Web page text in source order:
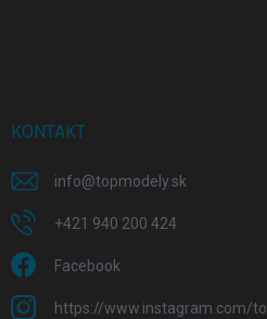
KONTAKT
info@topmodely.sk
+421 940 200 424
Facebook
https://www.instagram.com/